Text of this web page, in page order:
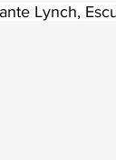
Lynch,